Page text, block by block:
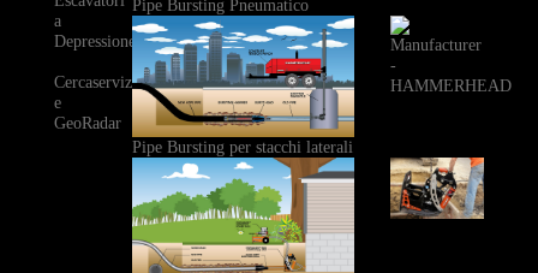
a
Depressione
Cercaservizi
e
GeoRadar
Pipe Bursting Pneumatico
Pipe Bursting per stacchi laterali